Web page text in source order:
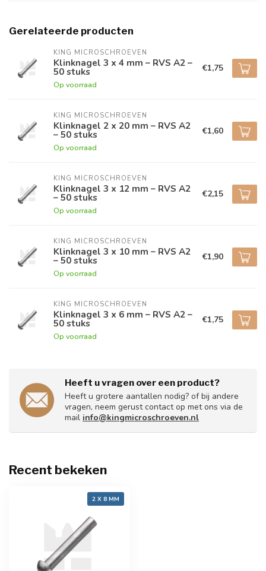
Gerelateerde producten
KING MICROSCHROEVEN
Klinknagel 3 x 4 mm – RVS A2 –
50 stuks
Op voorraad
€1,75
KING MICROSCHROEVEN
Klinknagel 2 x 20 mm – RVS A2
– 50 stuks
Op voorraad
€1,60
KING MICROSCHROEVEN
Klinknagel 3 x 12 mm – RVS A2
– 50 stuks
Op voorraad
€2,15
KING MICROSCHROEVEN
Klinknagel 3 x 10 mm – RVS A2
– 50 stuks
Op voorraad
€1,90
KING MICROSCHROEVEN
Klinknagel 3 x 6 mm – RVS A2 –
50 stuks
Op voorraad
€1,75
Heeft u vragen over een product?
Heeft u grotere aantallen nodig? of bij andere
vragen, neem gerust contact op met ons via de
mail info@kingmicroschroeven.nl
Recent bekeken
2 X 8 MM